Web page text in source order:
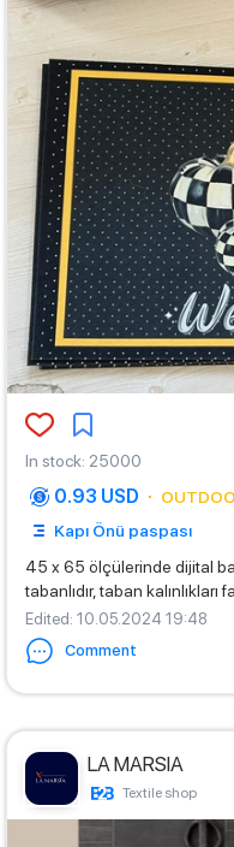
In stock: 25000
0.93 USD
Kapı Önü paspası
45 x 65 ölçülerinde dijital
tabanlıdır, taban
Edited: 10.05.2024 19:48
Comment
LA MARSIA
Textile shop